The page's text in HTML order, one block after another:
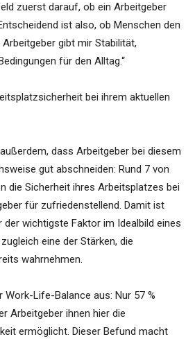
zuerst darauf, ob ein Arbeitgeber
ist also, ob Menschen den
Arbeitgeber gibt mir Stabilität,
für den Alltag.“
bei ihrem aktuellen
dass Arbeitgeber bei diesem
gut abschneiden: Rund 7 von
die Sicherheit ihres Arbeitsplatzes bei
für zufriedenstellend. Damit ist
wichtigste Faktor im Idealbild eines
eine der Stärken, die
wahrnehmen.
Life-Balance aus: Nur 57 %
Arbeitgeber ihnen hier die
ermöglicht. Dieser Befund macht